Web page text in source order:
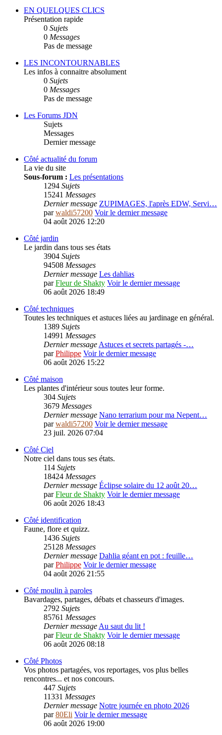
EN QUELQUES CLICS
Présentation rapide
0 Sujets
0 Messages
Pas de message
LES INCONTOURNABLES
Les infos à connaitre absolument
0 Sujets
0 Messages
Pas de message
Les Forums JDN
Sujets
Messages
Dernier message
Côté actualité du forum
La vie du site
Sous-forum : Les présentations
1294 Sujets
15241 Messages
Dernier message ZUPIMAGES, l'après EDW, Servi…
parwaldi57200 Voir le dernier message
04 août 2026 12:20
Côté jardin
Le jardin dans tous ses états
3904 Sujets
94508 Messages
Dernier message Les dahlias
parFleur de Shakty Voir le dernier message
06 août 2026 18:49
Côté techniques
Toutes les techniques et astuces liées au jardinage en général.
1389 Sujets
14991 Messages
Dernier message Astuces et secrets partagés -…
parPhilippe Voir le dernier message
06 août 2026 15:22
Côté maison
Les plantes d'intérieur sous toutes leur forme.
304 Sujets
3679 Messages
Dernier message Nano terrarium pour ma Nepent…
parwaldi57200 Voir le dernier message
23 juil. 2026 07:04
Côté Ciel
Notre ciel dans tous ses états.
114 Sujets
18424 Messages
Dernier message Éclipse solaire du 12 août 20…
parFleur de Shakty Voir le dernier message
06 août 2026 18:43
Côté identification
Faune, flore et quizz.
1436 Sujets
25128 Messages
Dernier message Dahlia géant en pot : feuille…
parPhilippe Voir le dernier message
04 août 2026 21:55
Côté moulin à paroles
Bavardages, partages, débats et chasseurs d'images.
2792 Sujets
85761 Messages
Dernier message Au saut du lit !
parFleur de Shakty Voir le dernier message
06 août 2026 08:18
Côté Photos
Vos photos partagées, vos reportages, vos plus belles
rencontres... et nos concours.
447 Sujets
11331 Messages
Dernier message Notre journée en photo 2026
par80Eli Voir le dernier message
06 août 2026 19:00